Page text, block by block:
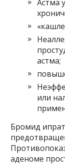
Астма
астма;
или
Бромид
аденоме